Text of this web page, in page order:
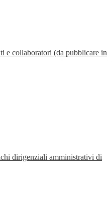
e collaboratori (da pubblicare in
dirigenziali amministrativi di